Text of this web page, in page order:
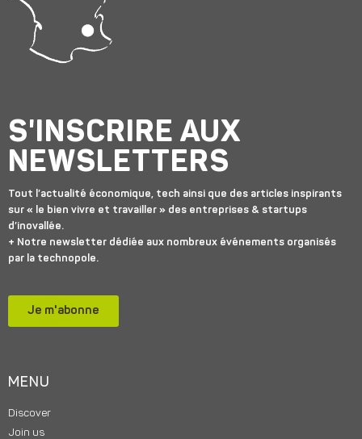
S'INSCRIRE AUX
NEWSLETTERS
Tout l’actualité économique, tech ainsi que des articles inspirants
sur « le bien vivre et travailler » des entreprises & startups
d’inovallée.
+ Notre newsletter dédiée aux nombreux événements organisés
par la technopole.
Je m'abonne
MENU
Discover
Join us